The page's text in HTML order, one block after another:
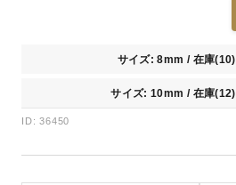
サイズ: 8mm / 在庫(10)
サイズ: 10mm / 在庫(12)
ID: 36450